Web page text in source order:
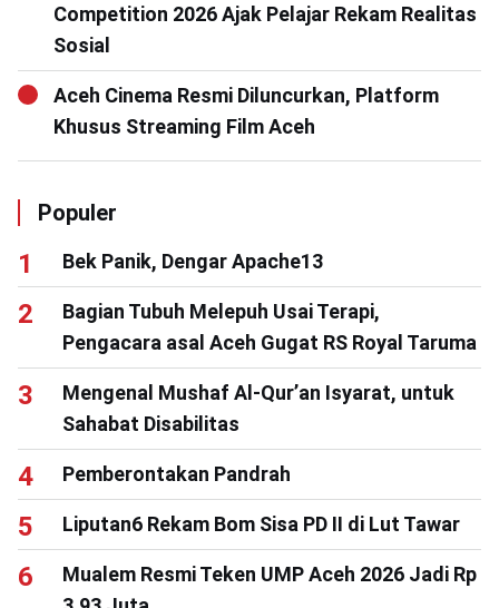
Competition 2026 Ajak Pelajar Rekam Realitas
Sosial
Aceh Cinema Resmi Diluncurkan, Platform
Khusus Streaming Film Aceh
Populer
Bek Panik, Dengar Apache13
Bagian Tubuh Melepuh Usai Terapi,
Pengacara asal Aceh Gugat RS Royal Taruma
Mengenal Mushaf Al-Qur’an Isyarat, untuk
Sahabat Disabilitas
Pemberontakan Pandrah
Liputan6 Rekam Bom Sisa PD II di Lut Tawar
Mualem Resmi Teken UMP Aceh 2026 Jadi Rp